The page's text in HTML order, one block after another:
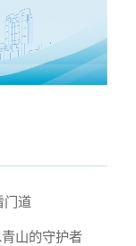
门道
山的守护者